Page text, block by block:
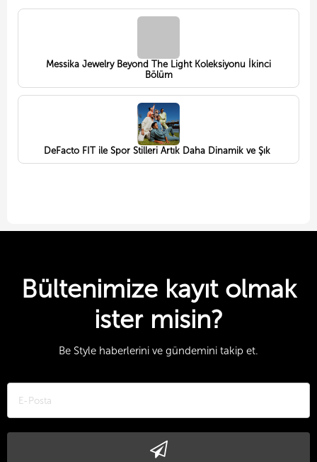
Messika Jewelry Beyond The Light Koleksiyonu İkinci
Bölüm
DeFacto FIT ile Spor Stilleri Artık Daha Dinamik ve Şık
Bültenimize kayıt olmak
ister misin?
Be Style haberlerini ve gündemini takip et.